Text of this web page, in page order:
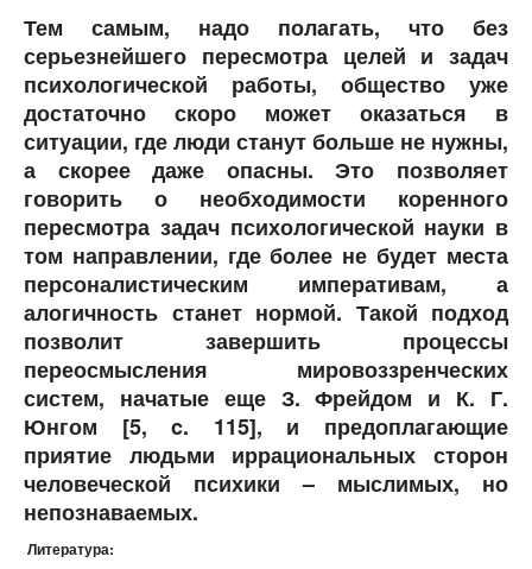
Тем самым, надо полагать, что без
серьезнейшего пересмотра целей и задач
психологической работы, общество уже
достаточно скоро может оказаться в
ситуации, где люди станут больше не нужны,
а скорее даже опасны. Это позволяет
говорить о необходимости коренного
пересмотра задач психологической науки в
том направлении, где более не будет места
персоналистическим императивам, а
алогичность станет нормой. Такой подход
позволит завершить процессы
переосмысления мировоззренческих
систем, начатые еще З. Фрейдом и К. Г.
Юнгом [5, c. 115], и предоплагающие
приятие людьми иррациональных сторон
человеческой психики – мыслимых, но
непознаваемых.
Литература: